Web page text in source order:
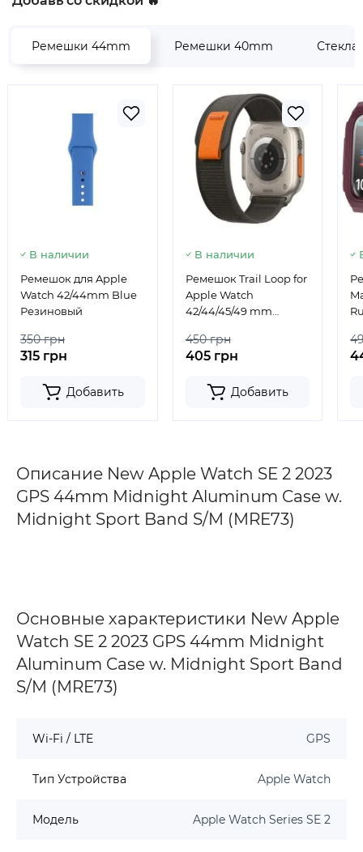
Ремешки 44mm Ремешки 40mm
В наличии
Ремешок для Apple
Watch 42/44mm Blue
Резиновый
350 грн
315 грн
Добавить
В наличии
Ремешок Trail Loop for
Apple Watch
42/44/45/49 mm
450 грн
405 грн
Добавить
Описание New Apple Watch SE 2 2023
GPS 44mm Midnight Aluminum Case w.
Midnight Sport Band S/M (MRE73)
Основные характеристики New Apple
Watch SE 2 2023 GPS 44mm Midnight
Aluminum Case w. Midnight Sport Band
S/M (MRE73)
Wi-Fi / LTE GPS
Тип Устройства Apple Watch
Модель Apple Watch Series SE 2